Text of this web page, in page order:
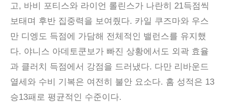
고, 바비 포티스와 라이언 롤린스가 나란히 21득점씩
보태며 후반 집중력을 보여줬다. 카일 쿠즈마와 우스
만 디엥도 득점에 가담해 전체적인 밸런스를 유지했
다. 야니스 아데토쿤보가 빠진 상황에서도 외곽 효율
과 클러치 득점에서 강점을 드러냈다. 다만 리바운드
열세와 수비 기복은 여전히 불안 요소다. 홈 성적은 13
승13패로 평균적인 수준이다.